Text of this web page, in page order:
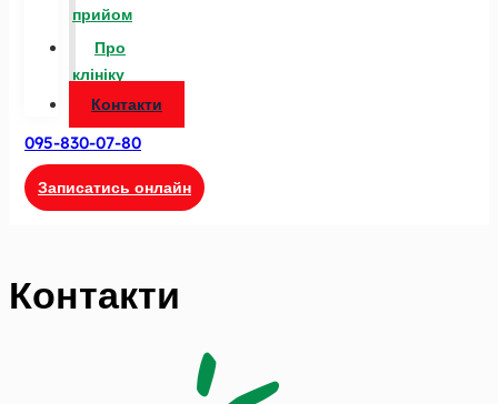
прийом
Про
клініку
Контакти
095-830-07-80
Записатись онлайн
Контакти